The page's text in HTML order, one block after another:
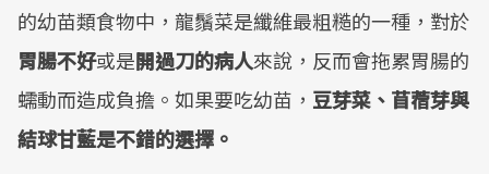
的幼苗類食物中，龍鬚菜是纖維最粗糙的一種，對於
胃腸不好或是開過刀的病人來說，反而會拖累胃腸的
蠕動而造成負擔。如果要吃幼苗， 豆芽菜、苜蓿芽與
結球甘藍是不錯的選擇。